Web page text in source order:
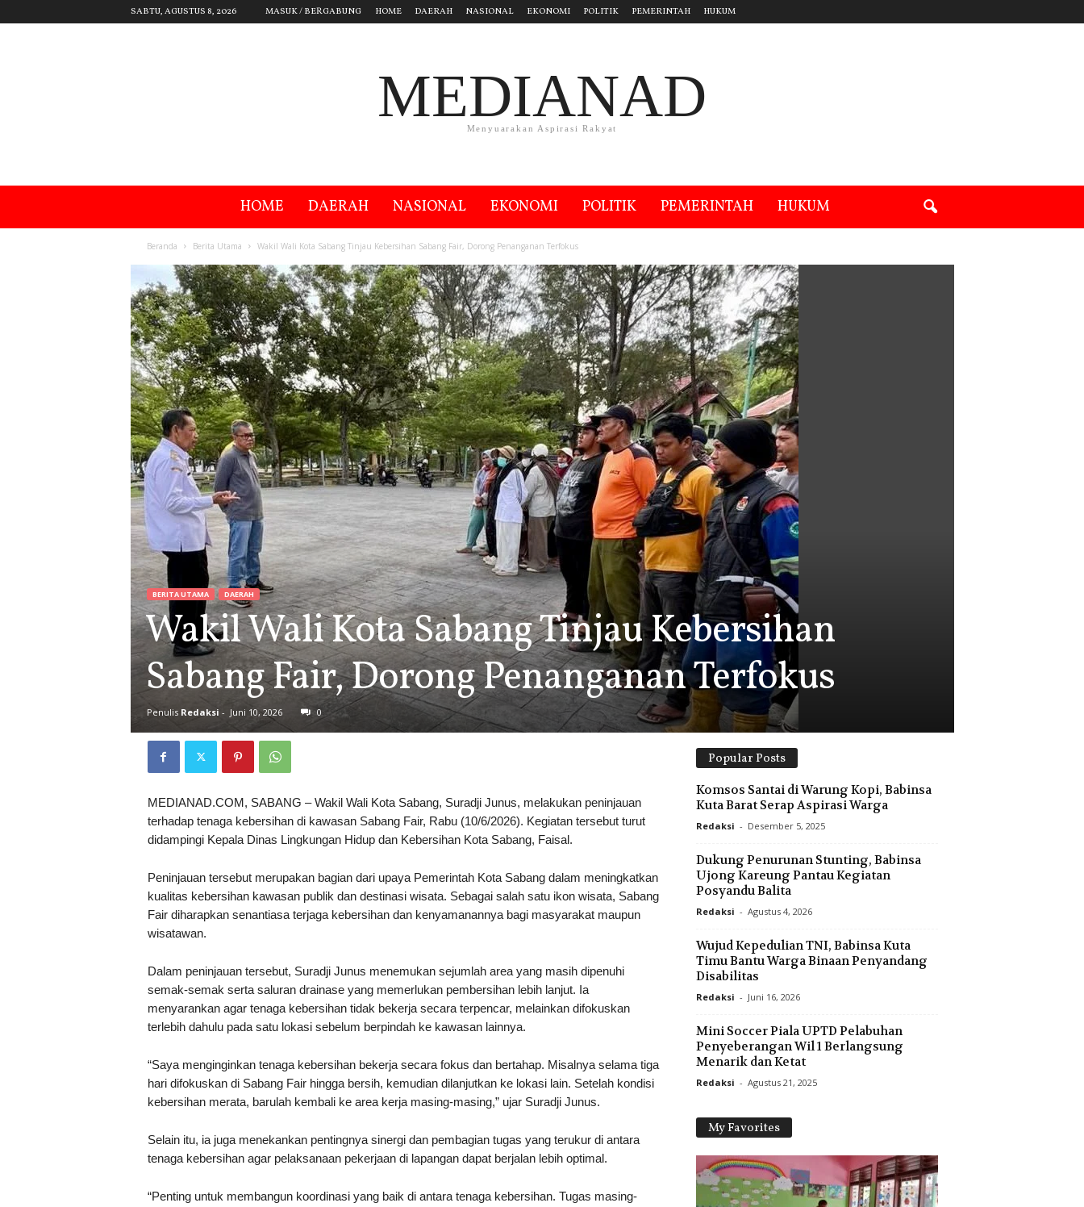
SABTU, AGUSTUS 8, 2026 MASUK / BERGABUNG HOME DAERAH NASIONAL EKONOMI POLITIK PEMERINTAH HUKUM
MEDIANAD
Menyuarakan Aspirasi Rakyat
HOME DAERAH NASIONAL EKONOMI POLITIK PEMERINTAH HUKUM
Beranda Berita Utama Wakil Wali Kota Sabang Tinjau Kebersihan Sabang Fair, Dorong Penanganan Terfokus
BERITA UTAMA DAERAH
Wakil Wali Kota Sabang Tinjau Kebersihan
Sabang Fair, Dorong Penanganan Terfokus
Penulis Redaksi - Juni 10, 2026 0
MEDIANAD.COM, SABANG – Wakil Wali Kota Sabang, Suradji Junus, melakukan peninjauan
terhadap tenaga kebersihan di kawasan Sabang Fair, Rabu (10/6/2026). Kegiatan tersebut turut
didampingi Kepala Dinas Lingkungan Hidup dan Kebersihan Kota Sabang, Faisal.
Peninjauan tersebut merupakan bagian dari upaya Pemerintah Kota Sabang dalam meningkatkan
kualitas kebersihan kawasan publik dan destinasi wisata. Sebagai salah satu ikon wisata, Sabang
Fair diharapkan senantiasa terjaga kebersihan dan kenyamanannya bagi masyarakat maupun
wisatawan.
Dalam peninjauan tersebut, Suradji Junus menemukan sejumlah area yang masih dipenuhi
semak-semak serta saluran drainase yang memerlukan pembersihan lebih lanjut. Ia
menyarankan agar tenaga kebersihan tidak bekerja secara terpencar, melainkan difokuskan
terlebih dahulu pada satu lokasi sebelum berpindah ke kawasan lainnya.
“Saya menginginkan tenaga kebersihan bekerja secara fokus dan bertahap. Misalnya selama tiga
hari difokuskan di Sabang Fair hingga bersih, kemudian dilanjutkan ke lokasi lain. Setelah kondisi
kebersihan merata, barulah kembali ke area kerja masing-masing,” ujar Suradji Junus.
Selain itu, ia juga menekankan pentingnya sinergi dan pembagian tugas yang terukur di antara
tenaga kebersihan agar pelaksanaan pekerjaan di lapangan dapat berjalan lebih optimal.
“Penting untuk membangun koordinasi yang baik di antara tenaga kebersihan. Tugas masing-
Popular Posts
Komsos Santai di Warung Kopi, Babinsa
Kuta Barat Serap Aspirasi Warga
Redaksi - Desember 5, 2025
Dukung Penurunan Stunting, Babinsa
Ujong Kareung Pantau Kegiatan
Posyandu Balita
Redaksi - Agustus 4, 2026
Wujud Kepedulian TNI, Babinsa Kuta
Timu Bantu Warga Binaan Penyandang
Disabilitas
Redaksi - Juni 16, 2026
Mini Soccer Piala UPTD Pelabuhan
Penyeberangan Wil 1 Berlangsung
Menarik dan Ketat
Redaksi - Agustus 21, 2025
My Favorites